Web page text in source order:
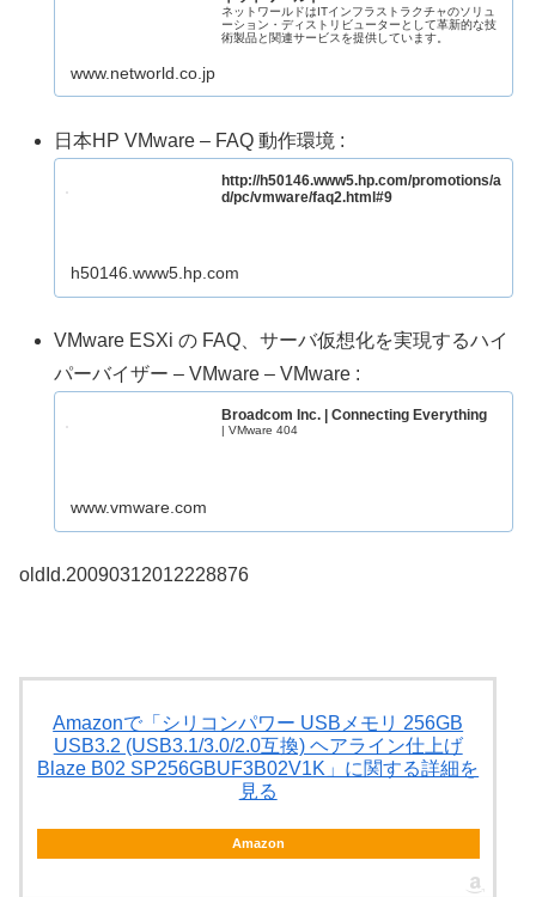
ネットワールドはITインフラストラクチャのソリュ
ーション・ディストリビューターとして革新的な技
術製品と関連サービスを提供しています。
www.networld.co.jp
日本HP VMware – FAQ 動作環境 :
http://h50146.www5.hp.com/promotions/a
d/pc/vmware/faq2.html#9
h50146.www5.hp.com
VMware ESXi の FAQ、サーバ仮想化を実現するハイ
パーバイザー – VMware – VMware :
Broadcom Inc. | Connecting Everything
| VMware 404
www.vmware.com
oldId.20090312012228876
Amazonで「シリコンパワー USBメモリ 256GB
USB3.2 (USB3.1/3.0/2.0互換) ヘアライン仕上げ
Blaze B02 SP256GBUF3B02V1K」に関する詳細を
見る
Amazon